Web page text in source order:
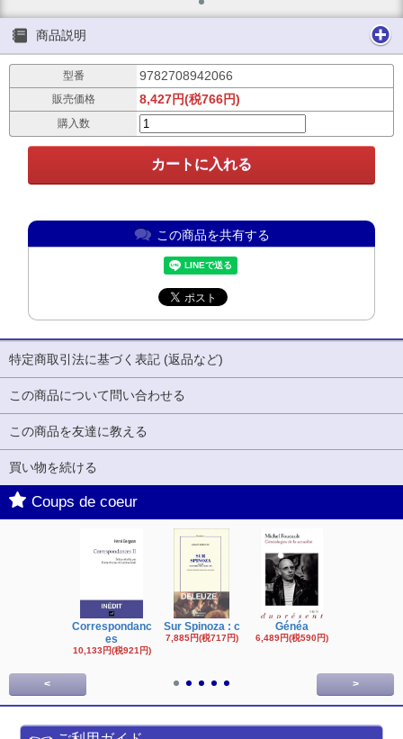
商品説明
型番 9782708942066
販売価格 8,427円(税766円)
購入数
この商品を共有する
特定商取引法に基づく表記 (返品など)
この商品について問い合わせる
この商品を友達に教える
買い物を続ける
Coups de coeur
Correspondanc
es
10,133円(税921円)
Sur Spinoza : c
7,885円(税717円)
Généa
6,489円(税590円)
< >